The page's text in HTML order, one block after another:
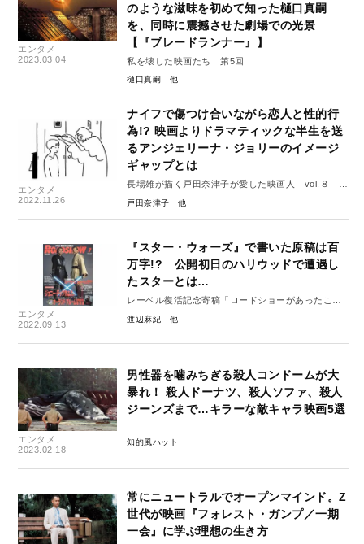
エンタメ
2023.03.04
のような滋味を初めて知った樋口真嗣
を、同時に震撼させた劇場での光景
【『ブレードランナー』】
私を壊した映画たち 第5回
樋口真嗣
エンタメ
2022.11.26
ナイフで傷つけ合いながら恋人と性的行
為!? 映画よりドラマティックな半生を送
るアンジェリーナ・ジョリーのイメージ
ギャップとは
長場雄が描く戸田奈津子が愛した映画人 vol.８ ア
ンジェリーナ・ジョリー
戸田奈津子
エンタメ
2022.09.13
『スター・ウォーズ』で書いた原稿は百
万字!? 公開初日のハリウッドで遭遇し
たスターとは…
レーベル復活記念寄稿「ロードショーがあったこ
ろ」17
渡辺麻紀
エンタメ
2023.02.18
男性器を噛みちぎる殺人コンドームが大
暴れ！ 殺人ドーナツ、殺人ソファ、殺人
ジーンズまで…キラーな敵キャラ映画5選
知的風ハット
常にニュートラルでオープンマインド。Z
世代が映画『フォレスト・ガンプ／一期
一会』に学ぶ理想の生き方